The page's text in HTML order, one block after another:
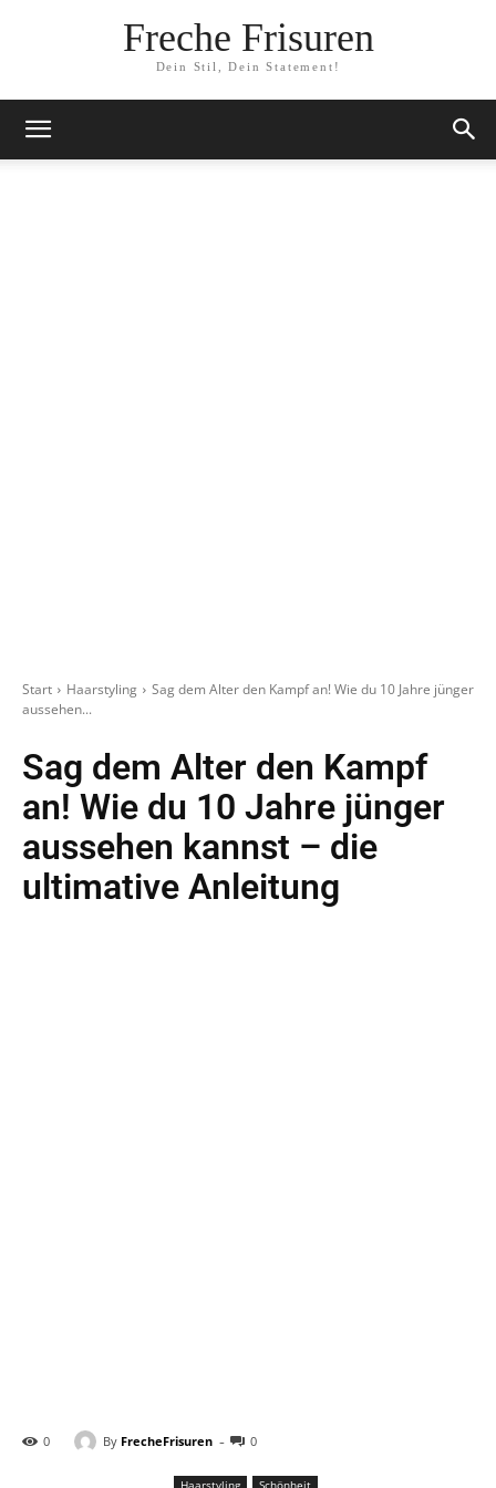
Freche Frisuren
Dein Stil, Dein Statement!
Start Haarstyling
Sag dem Alter den Kampf an! Wie du 10 Jahre jünger
aussehen...
Sag dem Alter den Kampf
an! Wie du 10 Jahre jünger
aussehen kannst – die
ultimative Anleitung
0 By FrecheFrisuren - 0
Haarstyling Schönheit